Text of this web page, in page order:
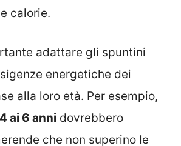
calorie.
adattare gli spuntini
energetiche dei
alla loro età. Per esempio,
ai 6 anni dovrebbero
che non superino le